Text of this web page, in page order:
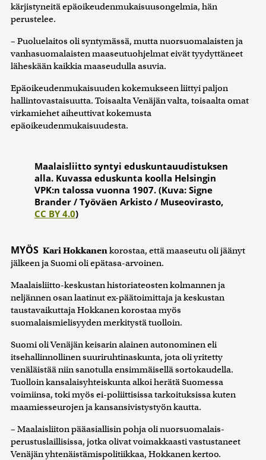
kärjistyneitä epäoikeudenmukaisuusongelmia, hän
perustelee.
– Puoluelaitos oli syntymässä, mutta nuorsuomalaisten ja
vanhasuomalaisten maaseutuohjelmat eivät tyydyttäneet
läheskään kaikkia maaseudulla asuvia.
Epäoikeudenmukaisuuden kokemukseen liittyi paljon
hallintovastaisuutta. Toisaalta Venäjän valta, toisaalta omat
virkamiehet aiheuttivat kokemusta
epäoikeudenmukaisuudesta.
Maalaisliitto syntyi eduskuntauudistuksen
alla. Kuvassa eduskunta koolla Helsingin
VPK:n talossa vuonna 1907. (Kuva: Signe
Brander / Työväen Arkisto / Museovirasto,
CC BY 4.0)
MYÖS Kari Hokkanenkorostaa, että maaseutu oli jäänyt
jälkeen ja Suomi oli epätasa-arvoinen.
Maalaisliitto-keskustan historiateosten kolmannen ja
neljännen osan laatinut ex-päätoimittaja ja keskustan
taustavaikuttaja Hokkanen korostaa myös
suomalaismielisyyden merkitystä tuolloin.
Suomi oli Venäjän keisarin alainen autonominen eli
itsehallinnollinen suuriruhtinaskunta, jota oli yritetty
venäläistää niin sanotulla ensimmäisellä sortokaudella.
Tuolloin kansalaisyhteiskunta alkoi herätä Suomessa
voimiinsa, toki myös ei-poliittisissa tarkoituksissa kuten
maamiesseurojen ja kansansivistystyön kautta.
– Maalaisliiton pääasiallisin pohja oli nuorsuomalais-
perustuslaillisissa, jotka olivat voimakkaasti vastustaneet
Venäjän yhtenäistämispolitiikkaa, Hokkanen kertoo.